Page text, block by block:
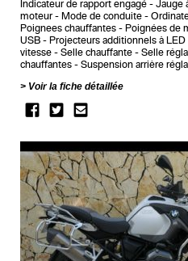
Indicateur de rapport engagé
Jauge
moteur
Mode de conduite
Poignees chauffantes
Poignées de
USB
Projecteurs additionnels à LED
vitesse
Selle chauffante Selle
chauffantes
Suspension arrière
Voir la fiche détaillée